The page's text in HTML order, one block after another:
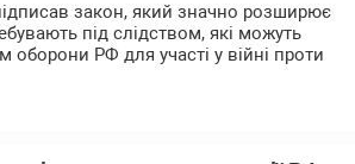
закон, який значно розширює
під слідством, які можуть
оборони РФ для участі у війні проти